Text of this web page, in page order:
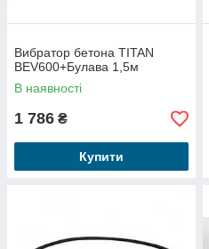
Вибратор бетона TITAN
BEV600+Булава 1,5м
В наявності
1 786 ₴
Купити